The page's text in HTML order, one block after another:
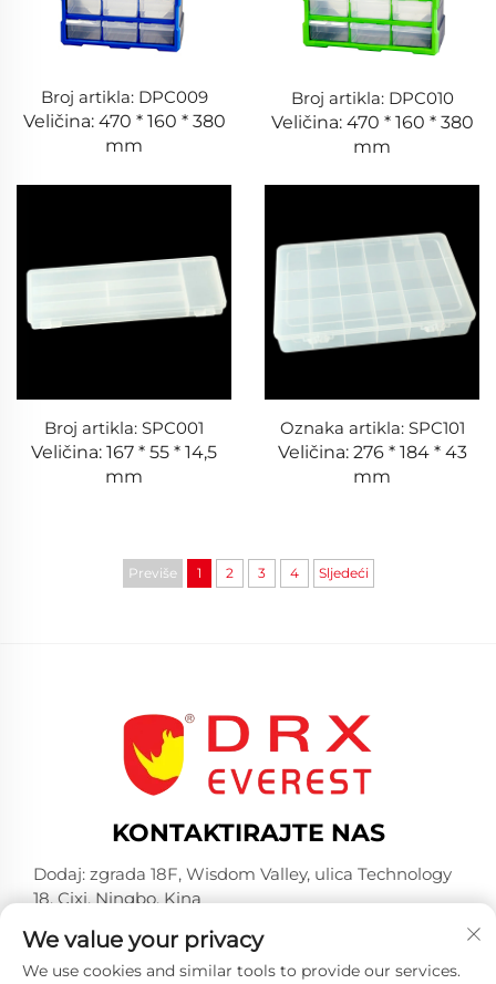
Broj artikla: DPC009
Veličina: 470 * 160 * 380
mm
Broj artikla: DPC010
Veličina: 470 * 160 * 380
mm
Broj artikla: SPC001
Veličina: 167 * 55 * 14,5
mm
Oznaka artikla: SPC101
Veličina: 276 * 184 * 43
mm
Previše 1 2 3 4 Sljedeći
KONTAKTIRAJTE NAS
Dodaj: zgrada 18F, Wisdom Valley, ulica Technology
18, Cixi, Ningbo, Kina
-Tel:+86-574-23660321
E-mail:[email protected]
We value your privacy
We use cookies and similar tools to provide our services.